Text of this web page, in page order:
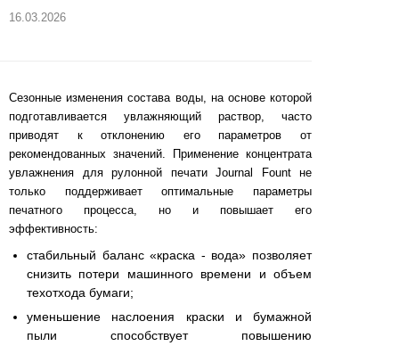
16.03.2026
Сезонные изменения состава воды, на основе которой
подготавливается увлажняющий раствор, часто
приводят к отклонению его параметров от
рекомендованных значений. Применение концентрата
увлажнения для рулонной печати Journal Fount не
только поддерживает оптимальные параметры
печатного процесса, но и повышает его
эффективность:
стабильный баланс «краска - вода» позволяет
снизить потери машинного времени и объем
техотхода бумаги;
уменьшение наслоения краски и бумажной
пыли способствует повышению